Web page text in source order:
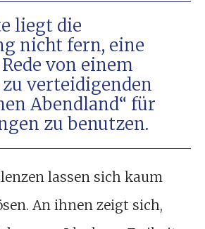
liegt die
nicht fern, eine
von einem
verteidigenden
Abendland“ für
zu benutzen.
lassen sich kaum
An ihnen zeigt sich,